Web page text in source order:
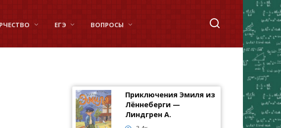
ЕГЭ ВОПРОСЫ
Приключения Эмиля из
Лённеберги —
Линдгрен А.